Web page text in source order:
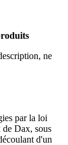
ne
par la loi
de Dax, sous
d'un